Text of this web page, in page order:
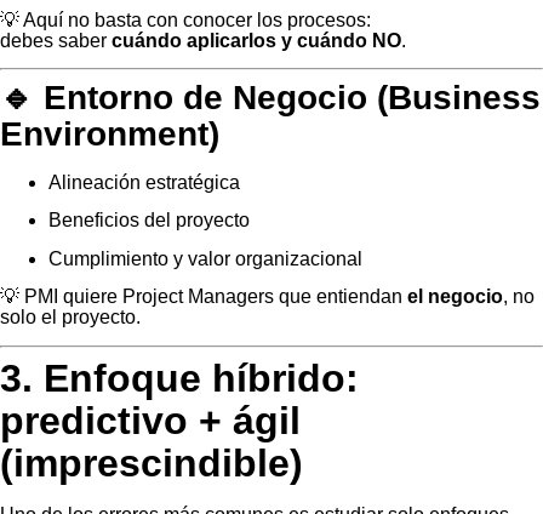
💡 Aquí no basta con conocer los procesos:
debes saber cuándo aplicarlos y cuándo NO.
🔹 Entorno de Negocio (Business
Environment)
Alineación estratégica
Beneficios del proyecto
Cumplimiento y valor organizacional
💡 PMI quiere Project Managers que entiendan el negocio, no
solo el proyecto.
3. Enfoque híbrido:
predictivo + ágil
(imprescindible)